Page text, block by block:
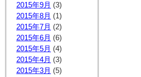
2015年9月 (3)
2015年8月 (1)
2015年7月 (2)
2015年6月 (6)
2015年5月 (4)
2015年4月 (3)
2015年3月 (5)